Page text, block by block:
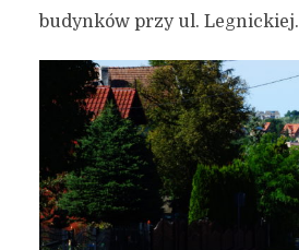
budynków przy ul. Legnickiej.